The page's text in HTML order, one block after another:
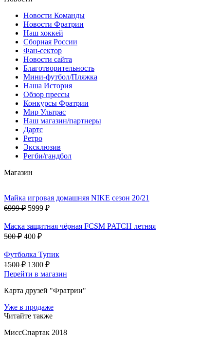
Новости Команды
Новости Фратрии
Наш хоккей
Сборная России
Фан-cектор
Новости сайта
Благотворительность
Мини-футбол/Пляжка
Наша История
Обзор прессы
Конкурсы Фратрии
Мир Ультрас
Наш магазин/партнеры
Дартс
Ретро
Эксклюзив
Регби/гандбол
Магазин
Майка игровая домашняя NIKE сезон 20/21
6999 ₽ 5999 ₽
Маска защитная чёрная FCSM PATCH летняя
500 ₽ 400 ₽
Футболка Тупик
1500 ₽ 1300 ₽
Перейти в магазин
Карта друзей "Фратрии"
Уже в продаже
Читайте также
МиссСпартак 2018